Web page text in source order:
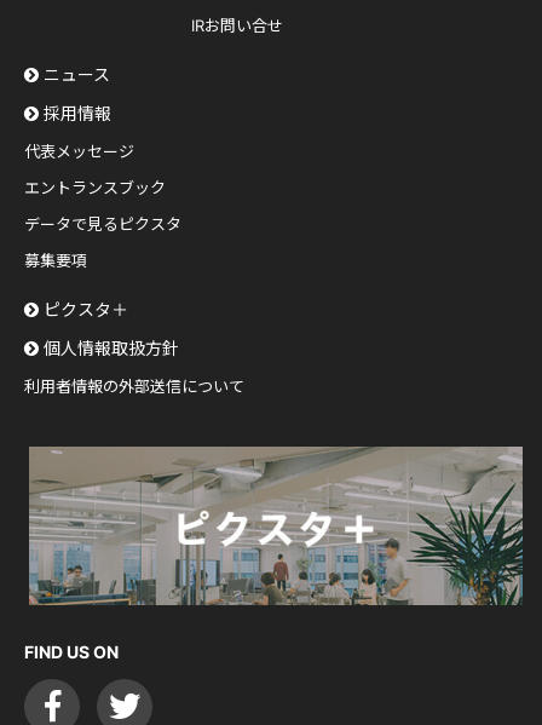
IRお問い合せ
ニュース
採用情報
代表メッセージ
エントランスブック
データで見るピクスタ
募集要項
ピクスタ＋
個人情報取扱方針
利用者情報の外部送信について
FIND US ON